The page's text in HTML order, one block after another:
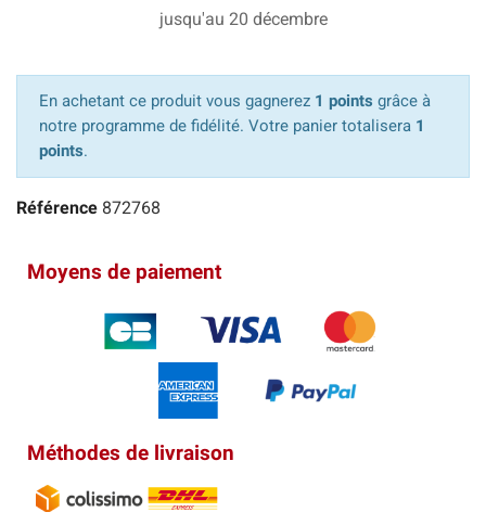
jusqu'au 20 décembre
En achetant ce produit vous gagnerez 1 points grâce à
notre programme de fidélité. Votre panier totalisera 1
points.
Référence 872768
Moyens de paiement
Méthodes de livraison